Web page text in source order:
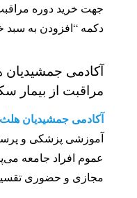
جهت خرید دوره
دکمه “افزودن به سبد
آکادمی جمشیدیان
مراقبت از بیمار
آکادمی جمشیدیان هلث
آموزشی پزشکی و
عموم افراد جامعه
مجازی و حضوری